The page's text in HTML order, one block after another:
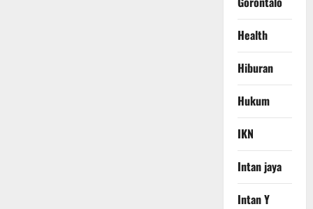
Health
Hiburan
Hukum
IKN
Intan jaya
Intan Y